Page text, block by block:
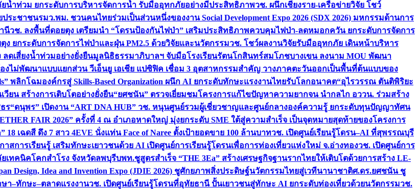
น้ำท่วม ยกระดับการบริหารจัดการน้ำ รับมืออุทกภัยอย่างมีประสิทธิภาพวช. ผนึกเชียงราย-เครือข่ายวิจัย โชว์
ประชาชนรมว.พม. ชวนคนไทยร่วมเป็นส่วนหนึ่งของงาน Social Development Expo 2026 (SDX 2026) มหกรรมด้านการ
นีวช. ลงพื้นที่ดอยตุง เตรียมนำ “โดรนป้องกันไฟป่า” เสริมประสิทธิภาพควบคุมไฟป่า-ลดหมอกควัน ยกระดับการจัดการ
ยกระดับการจัดการไฟป่าและฝุ่น PM2.5 ด้วยวิจัยและนวัตกรรมวช. โชว์ผลงานวิจัยรับมืออุทกภัย เดินหน้าบริหาร
ดเสี่ยงน้ำท่วมอย่างยั่งยืนมูลนิธิธรรมาภิบาลฯ จับมือโรงเรียนรัตนโกสินทร์สมโภชบางเขน ลงนาม MOU พัฒนา
งไม่พัฒนาแบบแยกส่วน วีเอ็นยู เอเชีย แปซิฟิค เชื่อม 3 อุตสาหกรรมสำคัญ วางภาคตะวันออกเป็นพื้นที่ต้นแบบของ
พลิกโฉมองค์กรสู่ Skills-Based Organization ผนึก AI ยกระดับทักษะแรงงานไทยรับโลกอนาคต“อุไรวรรณ ตันติพิริยะ
ยน สร้างการเติบโตอย่างยั่งยืน“ยศชนัน” ตรวจเยี่ยมชมโครงการแก้ไขปัญหาความยากจน นำกลไก อววน. ร่วมสร้าง
ร“ดนุพร” เปิดงาน “ART DNA HUB” วช. หนุนศูนย์รวมผู้เชี่ยวชาญและศูนย์กลางองค์ความรู้ ยกระดับทุนปัญญาทัศน
FAIR 2026” ครั้งที่ 4 ณ อำเภอหาดใหญ่ มุ่งยกระดับ SME ใต้สู่ความสำเร็จ เป็นจุดหมายสุดท้ายของโครงการ
18 เฉดสี ดึง 7 สาว 4EVE นั่งแท่น Face of Naree ตั้งเป้ายอดขาย 100 ล้านบาทวช. เปิดศูนย์เรียนรู้โดรน–AI ที่สุพรรณบุรี
าสการเรียนรู้ เสริมทักษะเยาวชนด้วย AI เปิดศูนย์การเรียนรู้โดรนเพื่อการท่องเที่ยวแห่งใหม่ จ.อ่างทองวช. เปิดศูนย์การ
เทคนิคโคกสำโรง จังหวัดลพบุรีบพท.ชูสูตรสำเร็จ “THE 3Ea” สร้างเศรษฐกิจฐานรากไทยให้เติบโตด้วยการสร้าง LE-
Design, Idea and Invention Expo (JDIE 2026) ชูศักยภาพสิ่งประดิษฐ์นวัตกรรมไทยสู่เวทีนานาชาติศ.ดร.ยศชนัน ชู
ษา–ทักษะ–ตลาดแรงงานวช. เปิดศูนย์เรียนรู้โดรนที่อุทัยธานี ปั้นเยาวชนสู่ทักษะ AI ยกระดับท่องเที่ยวด้วยนวัตกรรมวช.